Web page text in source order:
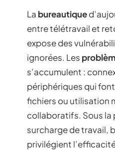
La bureautique
entre télétravail et
expose des
ignorées. Les
s’accumulent :
périphériques qui
fichiers ou utilisation
collaboratifs. Sous la
surcharge de travail,
privilégient